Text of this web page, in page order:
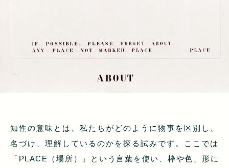
知性の意味とは、私たちがどのように物事を区別し、
名づけ、理解しているのかを探る試みです。ここでは
「PLACE（場所）」という言葉を使い、枠や色、形に